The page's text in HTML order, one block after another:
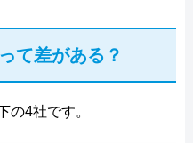
て差がある？
の4社です。